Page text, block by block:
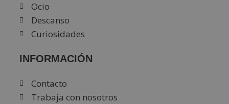
Ocio
Descanso
Curiosidades
INFORMACIÓN
Contacto
Trabaja con nosotros